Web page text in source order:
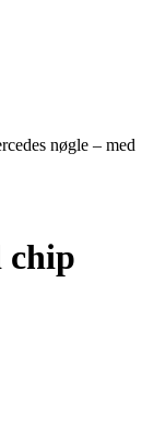
nøgle – med
chip